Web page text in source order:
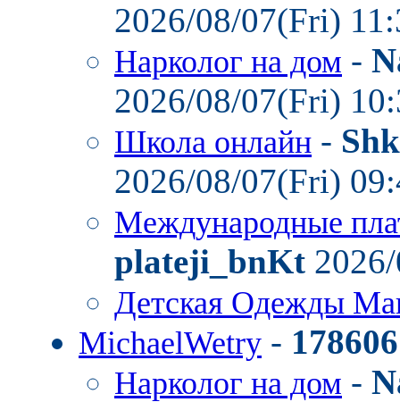
2026/08/07(Fri)
Нарколог на дом -
2026/08/07(Fri)
Школа онлайн -
2026/08/07(Fri)
Международные
plateji_bnKt
Детская Одежды
MichaelWetry -
Нарколог на дом -